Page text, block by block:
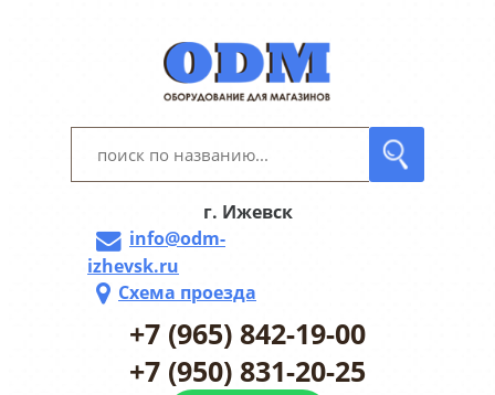
г. Ижевск
info@odm-
izhevsk.ru
Схема проезда
+7 (965) 842-19-00
+7 (950) 831-20-25